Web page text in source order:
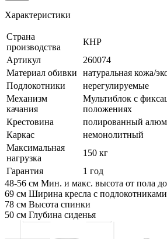
Характеристики
Страна
производства
КНР
Артикул
260074
Материал обивки
натуральная кожа/
Подлокотники
нерегулируемые
Механизм
качания
Мультиблок с
положениях
Крестовина
полированный
Каркас
немонолитный
Максимальная
нагрузка
150 кг
Гарантия
1 год
48-56 см Мин. и макс. высота от пола
69 см Ширина кресла с подлокотниками
78 см Высота спинки
50 см Глубина сиденья